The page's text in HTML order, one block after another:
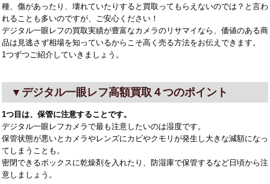
種、傷があったり、壊れていたりすると買取ってもらえないのでは？と言わ
れることも多いのですが、ご安心ください！
デジタル一眼レフの買取実績が豊富なカメラのリサマイなら、価値のある商
品は見逃さず相場を知っているからこそ高く売る方法をお伝えできます。
1つずつご紹介していきましょう。
▼デジタル一眼レフ高額買取４つのポイント
1つ目は、保管に注意することです。
デジタル一眼レフカメラで最も注意したいのは湿度です。
保管状態が悪いとカメラやレンズにカビやクモリが発生し大きな減額になっ
てしまうことも。
密閉できるボックスに乾燥剤を入れたり、防湿庫で保管するなど日頃から注
意しましょう。